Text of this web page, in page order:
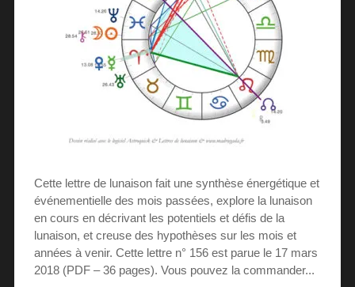
Cette lettre de lunaison fait une synthèse énergétique et
événementielle des mois passées, explore la lunaison
en cours en décrivant les potentiels et défis de la
lunaison, et creuse des hypothèses sur les mois et
années à venir. Cette lettre n° 156 est parue le 17 mars
2018 (PDF – 36 pages). Vous pouvez la commander...